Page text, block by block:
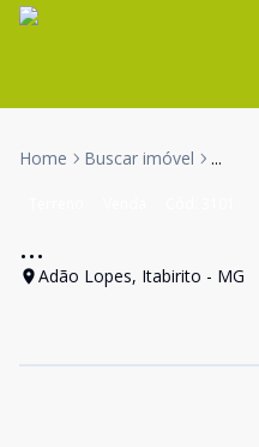
Home Buscar imóvel ...
...
Adão Lopes, Itabirito - MG